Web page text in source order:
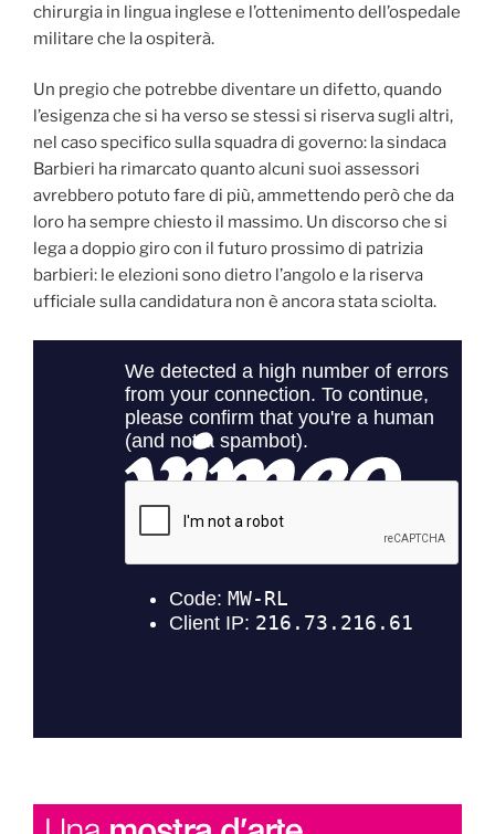
chirurgia in lingua inglese e l’ottenimento dell’ospedale
militare che la ospiterà.
Un pregio che potrebbe diventare un difetto, quando
l’esigenza che si ha verso se stessi si riserva sugli altri,
nel caso specifico sulla squadra di governo: la sindaca
Barbieri ha rimarcato quanto alcuni suoi assessori
avrebbero potuto fare di più, ammettendo però che da
loro ha sempre chiesto il massimo. Un discorso che si
lega a doppio giro con il futuro prossimo di patrizia
barbieri: le elezioni sono dietro l’angolo e la riserva
ufficiale sulla candidatura non è ancora stata sciolta.